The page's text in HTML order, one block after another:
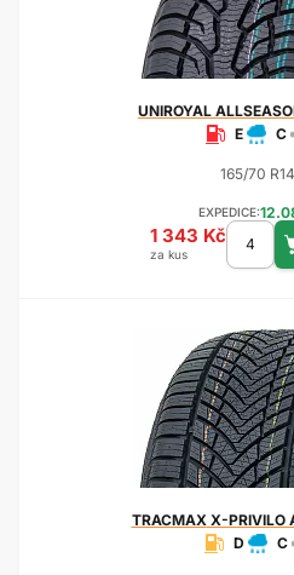
UNIROYAL
E
C
165/70
EXPEDICE:
1 343 Kč
za kus
TRACMAX X-PRIVILO
D
C